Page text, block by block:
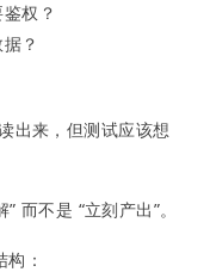
权？
？
出来，但测试应该想
而不是 “立刻产出”。
：